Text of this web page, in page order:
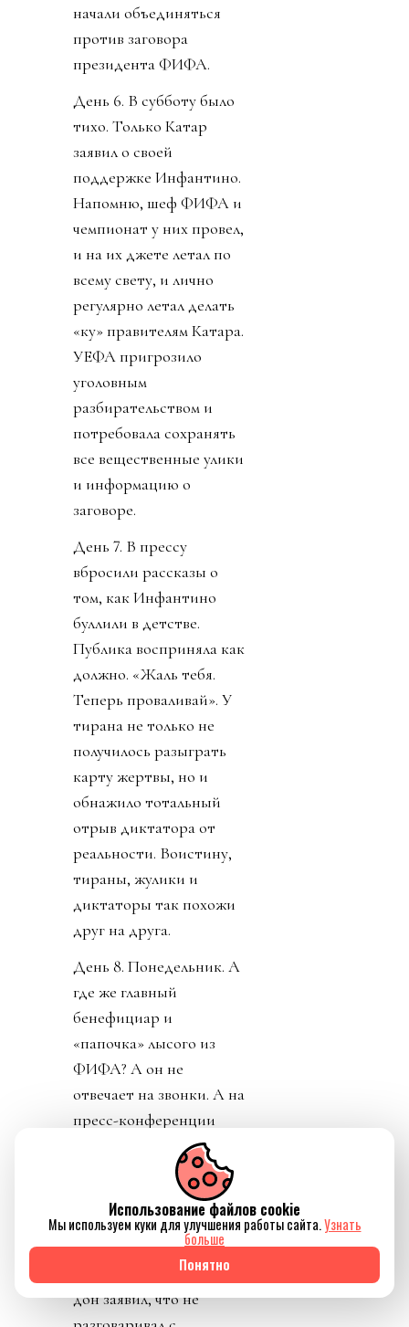
начали объединяться
против заговора
президента ФИФА.
День 6. В субботу было
тихо. Только Катар
заявил о своей
поддержке Инфантино.
Напомню, шеф ФИФА и
чемпионат у них провел,
и на их джете летал по
всему свету, и лично
регулярно летал делать
«ку» правителям Катара.
УЕФА пригрозило
уголовным
разбирательством и
потребовала сохранять
все вещественные улики
и информацию о
заговоре.
День 7. В прессу
вбросили рассказы о
том, как Инфантино
буллили в детстве.
Публика восприняла как
должно. «Жаль тебя.
Теперь проваливай». У
тирана не только не
получилось разыграть
карту жертвы, но и
обнажило тотальный
отрыв диктатора от
реальности. Воистину,
тираны, жулики и
диктаторы так похожи
друг на друга.
День 8. Понедельник. А
где же главный
бенефициар и
«папочка» лысого из
ФИФА? А он не
отвечает на звонки. А на
пресс-конференции
заседатель в белом доме
срочно перестал
понимать, о ком идет
речь, когда его спросили
о лысом корешке.
Картинно вспомнив,
дон заявил, что не
Использование файлов cookie
Мы используем куки для улучшения работы сайта.Узнать
больше
Понятно